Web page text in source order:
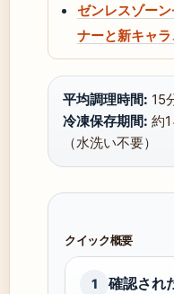
ゼンレスゾー
ナーと新キャ
平均調理時間: 15
冷凍保存期間: 約1
（水洗い不要）
クイック概要
1 確認され